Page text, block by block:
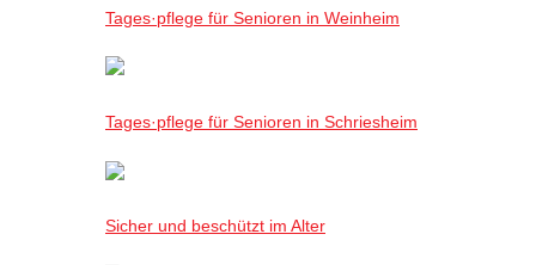
Tages·pflege für Senioren in Weinheim
Tages·pflege für Senioren in Schriesheim
Sicher und beschützt im Alter